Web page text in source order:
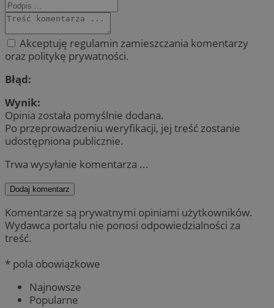
Akceptuję regulamin zamieszczania komentarzy
oraz politykę prywatności.
Błąd:
Wynik:
Opinia została pomyślnie dodana.
Po przeprowadzeniu weryfikacji, jej treść zostanie
udostępniona publicznie.
Trwa wysyłanie komentarza ...
Dodaj komentarz
Komentarze są prywatnymi opiniami użytkowników.
Wydawca portalu nie ponosi odpowiedzialności za
treść.
* pola obowiązkowe
Najnowsze
Popularne